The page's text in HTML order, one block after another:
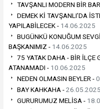
TAVŞANLI MODERN BİR
DEMEK Kİ TAVŞANLI’DA
YAPILABİLECEK - 14.06.2025
BUGÜNKÜ KONUĞUM
BAŞKANIMIZ - 14.06.2025
75 YATAK DAHA - BİR İLÇE
ATANAMADI - 10.06.2025
NEDEN OLMASIN BEYLER -
BAY KAHKAHA -26.05.2025
GURURUMUZ MELİSA -